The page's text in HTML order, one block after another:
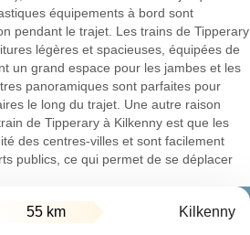
équipements à bord sont
pendant le trajet. Les trains de Tipperary
légères et spacieuses, équipées de
un grand espace pour les jambes et les
panoramiques sont parfaites pour
le long du trajet. Une autre raison
de Tipperary à Kilkenny est que les
des centres-villes et sont facilement
publics, ce qui permet de se déplacer
55 km Kilkenny